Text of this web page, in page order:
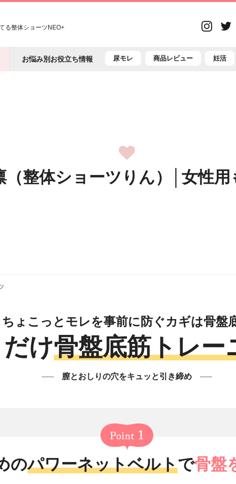
る整体ショーツNEO+
お悩み別お役立ち情報 尿モレ 商品レビュー 妊活
（整体ショーツりん）│女性
ちょこっとモレを事前に防ぐカギは骨盤
け骨盤底筋トレー
膣とおしりの穴をキュッと引き締め
のパワーネットベルトで骨盤